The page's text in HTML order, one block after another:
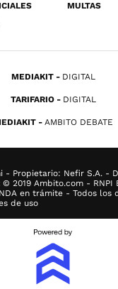
MULTAS
MEDIAKIT DIGITAL
TARIFARIO DIGITAL
AMBITO DEBATE
- Propietario: Nefir S.A. -
© 2019 Ambito.com -
en trámite - Todos los
de uso